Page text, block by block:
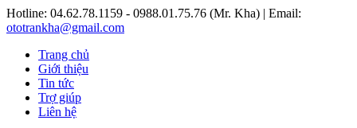
Hotline: 04.62.78.1159 - 0988.01.75.76 (Mr. Kha) | Email:
ototrankha@gmail.com
Trang chủ
Giới thiệu
Tin tức
Trợ giúp
Liên hệ